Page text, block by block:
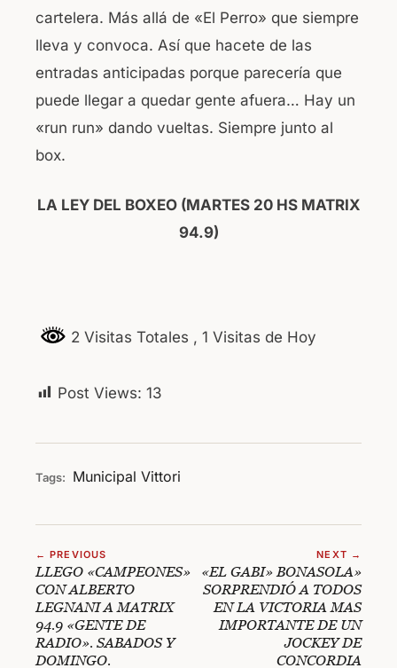
cartelera. Más allá de «El Perro» que siempre
lleva y convoca. Así que hacete de las
entradas anticipadas porque parecería que
puede llegar a quedar gente afuera… Hay un
«run run» dando vueltas. Siempre junto al
box.
LA LEY DEL BOXEO (MARTES 20 HS MATRIX
94.9)
2 Visitas Totales , 1 Visitas de Hoy
Post Views: 13
Tags: Municipal Vittori
← PREVIOUS
LLEGO «CAMPEONES»
CON ALBERTO
LEGNANI A MATRIX
94.9 «GENTE DE
RADIO». SABADOS Y
DOMINGO.
NEXT →
«EL GABI» BONASOLA»
SORPRENDIÓ A TODOS
EN LA VICTORIA MAS
IMPORTANTE DE UN
JOCKEY DE
CONCORDIA